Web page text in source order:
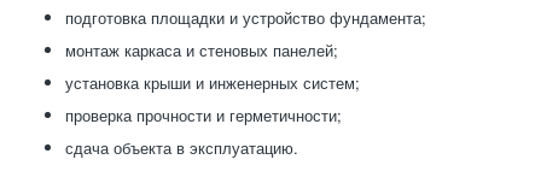
подготовка площадки и устройство фундамента;
монтаж каркаса и стеновых панелей;
установка крыши и инженерных систем;
проверка прочности и герметичности;
сдача объекта в эксплуатацию.